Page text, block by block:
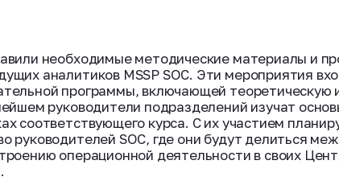
необходимые методические материалы и
аналитиков MSSP SOC. Эти мероприятия
программы, включающей теоретическую
руководители подразделений изучат
соответствующего курса. С их участием
руководителей SOC, где они будут делиться
операционной деятельности в своих